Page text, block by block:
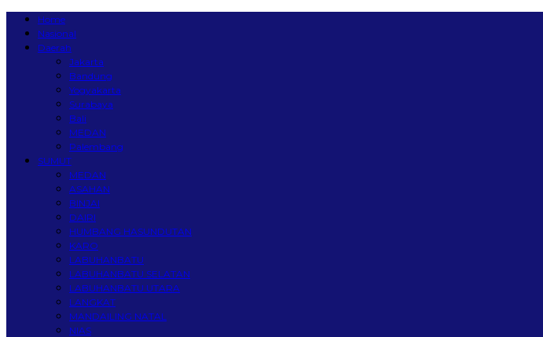
Home
Nasional
Daerah
Jakarta
Bandung
Yogyakarta
Surabaya
Bali
MEDAN
Palembang
SUMUT
MEDAN
ASAHAN
BINJAI
DAIRI
HUMBANG HASUNDUTAN
KARO
LABUHANBATU
LABUHANBATU SELATAN
LABUHANBATU UTARA
LANGKAT
MANDAILING NATAL
NIAS